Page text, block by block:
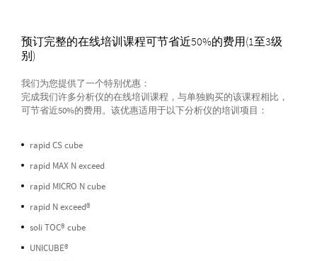
预订完整的在线培训课程可节省近50%的费用(1至3级
别)
我们为您提供了一个特别优惠：
完成我们许多分析仪的在线培训课程，与单独购买的该课程相比，
可节省近50%的费用。该优惠适用于以下分析仪的培训项目：
rapid CS cube
rapid MAX N exceed
rapid MICRO N cube
rapid N exceed®
soli TOC® cube
UNICUBE®